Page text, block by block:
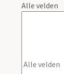
Alle velden